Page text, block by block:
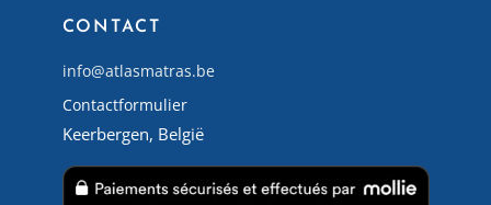
CONTACT
info@atlasmatras.be
Contactformulier
Keerbergen, België